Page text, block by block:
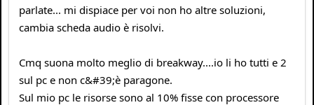
parlate... mi dispiace per voi non ho altre soluzioni,
cambia scheda audio è risolvi.
Cmq suona molto meglio di breakway....io li ho tutti e 2
sul pc e non c&#39;è paragone.
Sul mio pc le risorse sono al 10% fisse con processore